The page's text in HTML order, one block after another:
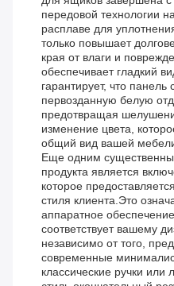
передовой технологии
расплаве для
только повышает
края от влаги и
обеспечивает гладкий
гарантирует, что панель
первозданную белую
предотвращая
изменение цвета,
общий вид вашей
Еще одним
продукта является
которое
стиля клиента.Это
аппаратное
соответствует вашему
независимо от того,
современные
классические ручки или